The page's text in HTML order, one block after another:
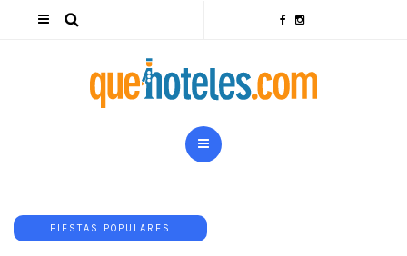
FIESTAS POPULARES